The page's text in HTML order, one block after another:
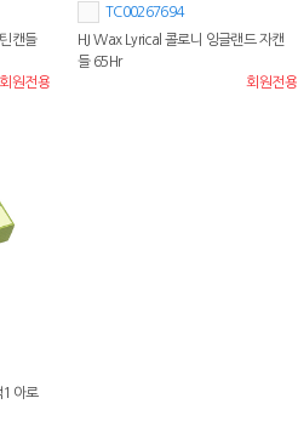
캔들
회원전용
TC00267694
HJ Wax Lyrical 콜로니 잉글랜드 자캔
들 65Hr
회원전용
1 아로